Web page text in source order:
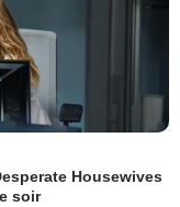
Housewives
soir